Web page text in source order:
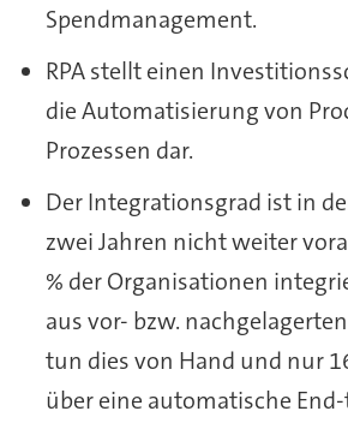
Spendmanagement.
RPA stellt einen
die Automatisierung von
Prozessen dar.
Der Integrationsgrad ist in
zwei Jahren nicht weiter
% der Organisationen
aus vor- bzw.
tun dies von Hand und nur
über eine automatische